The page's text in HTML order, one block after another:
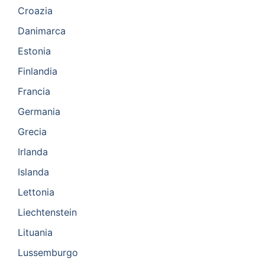
Croazia
Danimarca
Estonia
Finlandia
Francia
Germania
Grecia
Irlanda
Islanda
Lettonia
Liechtenstein
Lituania
Lussemburgo